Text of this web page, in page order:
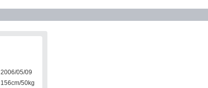
2006/05/09
156cm/50kg